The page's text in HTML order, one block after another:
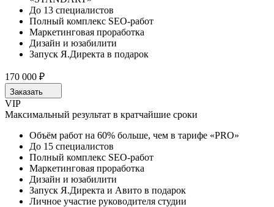
До 13 специалистов
Полный комплекс SEO-работ
Маркетинговая проработка
Дизайн и юзабилити
Запуск Я.Директа в подарок
170 000 ₽
Заказать
VIP
Максимальный результат в кратчайшие сроки
Объём работ на 60% больше, чем в тарифе «PRO»
До 15 специалистов
Полный комплекс SEO-работ
Маркетинговая проработка
Дизайн и юзабилити
Запуск Я.Директа и Авито в подарок
Личное участие руководителя студии